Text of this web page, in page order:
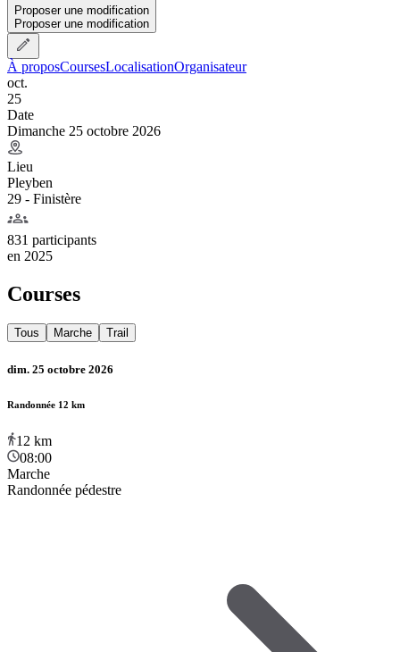
Proposer une modification
Proposer une modification
À proposCoursesLocalisationOrganisateur
oct.
25
Date
Dimanche 25 octobre 2026
Lieu
Pleyben
29 - Finistère
831 participants
en 2025
Courses
Tous Marche Trail
dim. 25 octobre 2026
Randonnée 12 km
12 km
08:00
Marche
Randonnée pédestre